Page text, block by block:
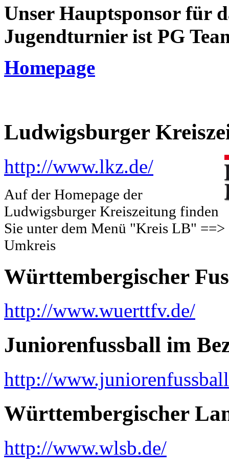
Unser Hauptsponsor für
Jugendturnier ist PG
Homepage
Ludwigsburger
http://www.lkz.de/
Auf der Homepage der
Ludwigsburger Kreiszeitung finden
Sie unter dem Menü "Kreis LB"
Umkreis
Württembergischer
http://www.wuerttfv.de/
Juniorenfussball im
http://
Württembergischer
http://www.wlsb.de/